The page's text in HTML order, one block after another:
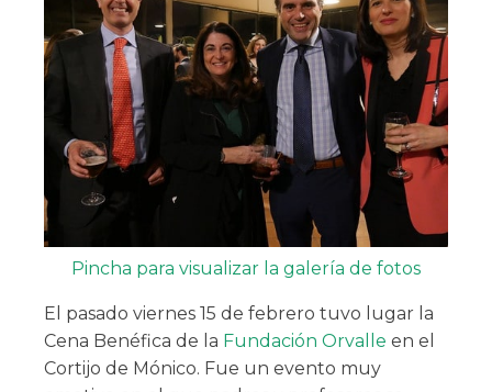
Pincha para visualizar la galería de fotos
El pasado viernes 15 de febrero tuvo lugar la
Cena Benéfica de la Fundación Orvalle en el
Cortijo de Mónico. Fue un evento muy